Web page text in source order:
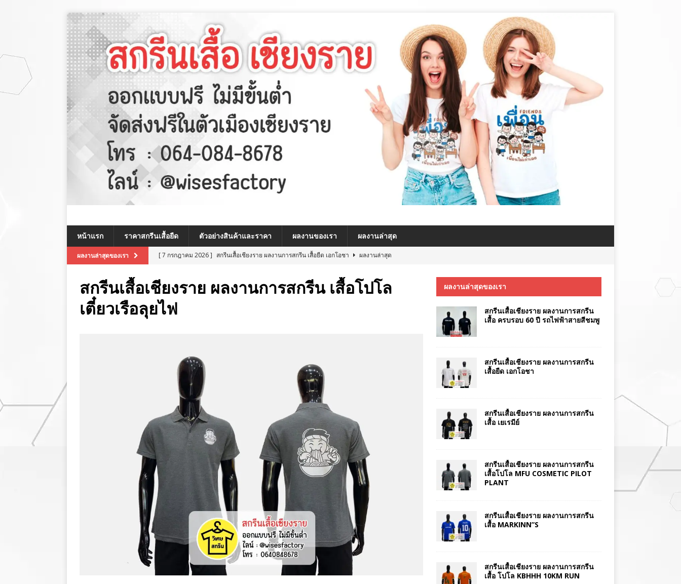
หน้าแรก ราคาสกรีนเสื้อยืด ตัวอย่างสินค้าและราคา ผลงานของเรา ผลงานล่าสุด
ผลงานล่าสุดของเรา [ 7 กรกฎาคม 2026 ] สกรีนเสื้อเชียงราย ผลงานการสกรีน เสื้อยืด เอกโอชา
ผลงานล่าสุด
[ 7 กรกฎาคม 2026 ] สกรีนเสื้อเชียงราย ผลงานการสกรีน เสื้อโปโล MFU COSMETIC PILOT PLANT
ผลงานล่าสุด
ผลงานล่าสุด
สกรีนเสื้อเชียงราย ผลงานการสกรีน เสื้อโปโล
เตี๋ยวเรือลุยไฟ
ผลงานล่าสุดของเรา
สกรีนเสื้อเชียงราย ผลงานการสกรีน
เสื้อ ครบรอบ 60 ปี รถไฟฟ้าสายสีชมพู
สกรีนเสื้อเชียงราย ผลงานการสกรีน
เสื้อยืด เอกโอชา
สกรีนเสื้อเชียงราย ผลงานการสกรีน
เสื้อ เยเรมีย์
สกรีนเสื้อเชียงราย ผลงานการสกรีน
เสื้อโปโล MFU COSMETIC PILOT
PLANT
สกรีนเสื้อเชียงราย ผลงานการสกรีน
เสื้อ MARKINN”S
สกรีนเสื้อเชียงราย ผลงานการสกรีน
เสื้อ โปโล KBHHH 10KM RUN